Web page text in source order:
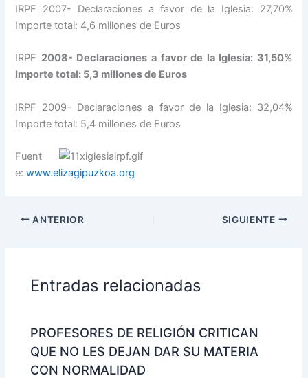
IRPF 2007- Declaraciones a favor de la Iglesia: 27,70%
Importe total: 4,6 millones de Euros
IRPF 2008- Declaraciones a favor de la Iglesia: 31,50%
Importe total: 5,3 millones de Euros
IRPF 2009- Declaraciones a favor de la Iglesia: 32,04%
Importe total: 5,4 millones de Euros
Fuent
e:www.elizagipuzkoa.org
ANTERIOR SIGUIENTE
Entradas relacionadas
PROFESORES DE RELIGIÓN CRITICAN
QUE NO LES DEJAN DAR SU MATERIA
CON NORMALIDAD